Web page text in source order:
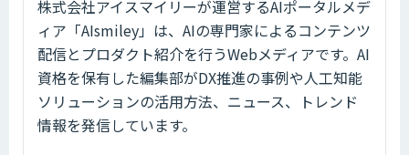
株式会社アイスマイリーが運営するAIポータルメデ
ィア「AIsmiley」は、AIの専門家によるコンテンツ
配信とプロダクト紹介を行うWebメディアです。AI
資格を保有した編集部がDX推進の事例や人工知能
ソリューションの活用方法、ニュース、トレンド
情報を発信しています。